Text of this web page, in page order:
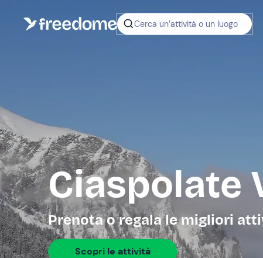
Cerca un’attività o un luogo
Ciaspolate
Prenota o regala le migliori
Scopri le attività